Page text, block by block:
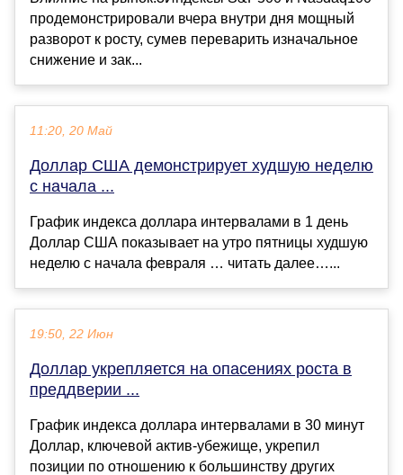
продемонстрировали вчера внутри дня мощный
разворот к росту, сумев переварить изначальное
снижение и зак...
11:20, 20 Май
Доллар США демонстрирует худшую неделю
с начала ...
График индекса доллара интервалами в 1 день
Доллар США показывает на утро пятницы худшую
неделю с начала февраля … читать далее…...
19:50, 22 Июн
Доллар укрепляется на опасениях роста в
преддверии ...
График индекса доллара интервалами в 30 минут
Доллар, ключевой актив-убежище, укрепил
позиции по отношению к большинству других